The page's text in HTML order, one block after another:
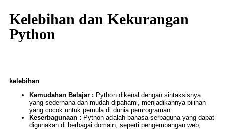
Kelebihan dan Kekurangan
Python
kelebihan
Kemudahan Belajar : Python dikenal dengan sintaksisnya
yang sederhana dan mudah dipahami, menjadikannya pilihan
yang cocok untuk pemula di dunia pemrograman
Keserbagunaan : Python adalah bahasa serbaguna yang dapat
digunakan di berbagai domain, seperti pengembangan web,